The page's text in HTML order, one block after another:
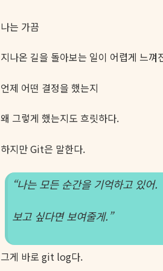
나는 가끔
지나온 길을 돌아보는 일이 어렵게 느껴
언제 어떤 결정을 했는지
왜 그렇게 했는지도 흐릿하다.
하지만 Git은 말한다.
“나는 모든 순간을 기억하고 있어.
보고 싶다면 보여줄게.”
그게 바로 git log다.